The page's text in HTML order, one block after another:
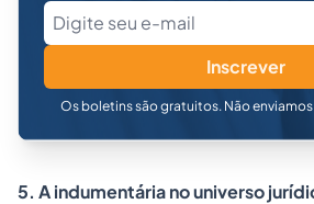
Inscrever
Os boletins são gratuitos. Não
5. A indumentária no universo